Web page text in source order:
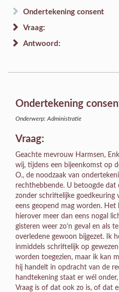
Ondertekening consent
Vraag:
Antwoord:
Ondertekening
Onderwerp: Administratie
Vraag:
Geachte mevrouw Harmsen,
wij, tijdens een bijeenkomst op
O., de noodzaak van
rechthebbende. U betoogde dat
zonder schriftelijke goedkeuring
eens geopend mag worden.
hierover meer dan eens nogal
gisteren weer zo’n geval en als
overledene gewoon bijgezet. Ik
inmiddels schriftelijk op
worden toegezien, maar ik kan
hij handelt in opdracht van de
handtekening staat er wél
Vraag is of dat ook zo is, of dat